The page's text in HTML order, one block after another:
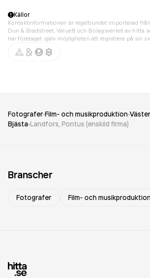
Källor
Kontaktinformationen är regelbundet importerad
Dun & Bradstreet, Value8 och Bolagsverket av
har företaget själv möjligheten att registrera på sin
Fotografer Film- och musikproduktion
Bjästa Landfors, Pontus (enskild firma)
Branscher
Fotografer Film- och musikproduktion